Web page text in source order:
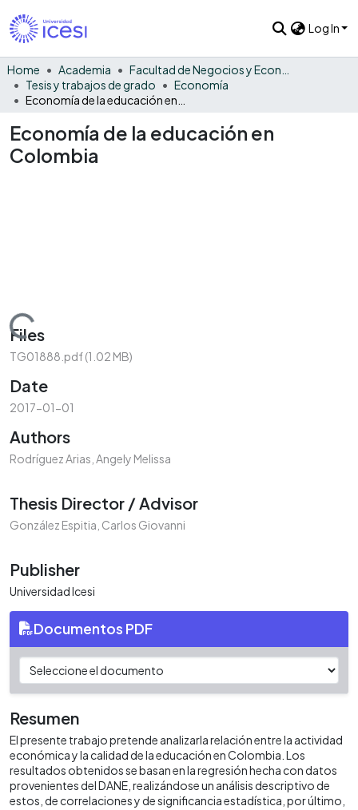
Log In
Home Academia
Tesis y trabajos de grado
Economía
Economía de la educación en
Colombia
Loading...
Files
TG01888.pdf(1.02 MB)
Date
2017-01-01
Authors
Rodríguez Arias, Angely Melissa
Thesis Director / Advisor
González Espitia, Carlos Giovanni
Publisher
Universidad Icesi
Documentos PDF
Resumen
El presente trabajo pretende analizarla relación entre la actividad
económica y la calidad de la educación en Colombia. Los
resultados obtenidos se basan en la regresión hecha con datos
provenientes del DANE, realizándose un análisis descriptivo de
estos, de correlaciones y de significancia estadística, por último,